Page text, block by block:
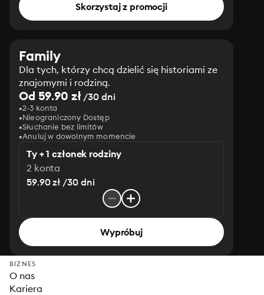
Skorzystaj z promocji
Family
Dla tych, którzy chcą dzielić się historiami ze
znajomymi i rodziną.
Od 59.90 zł/30 dni
2-3 konta
Nieograniczony Dostęp
Słuchanie bez limitów
Anuluj w dowolnym momencie
Ty + 1 członek rodziny
2 konta
59.90 zł /30 dni
Wypróbuj
BIZNES
O nas
Kariera